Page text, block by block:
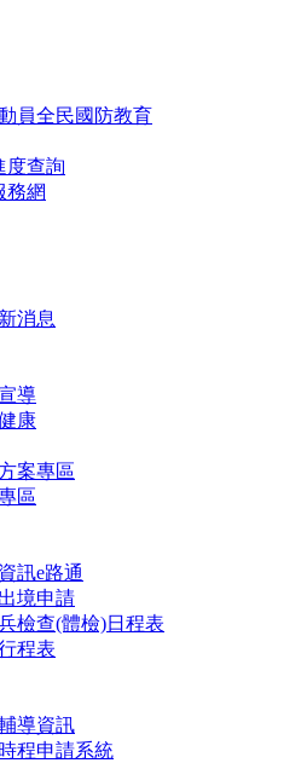
員全民國防教育
度查詢
務網
消息
導
康
案專區
區
訊e路通
境申請
檢查(體檢)日程表
程表
導資訊
程申請系統